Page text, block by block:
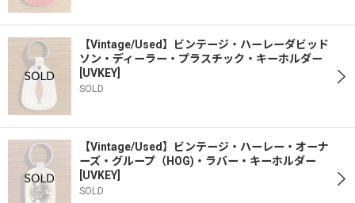
【Vintage/Used】ビンテージ・ハーレーダビッド
ソン・ディーラー・プラスチック・キーホルダー
UVKEY
SOLD
【Vintage/Used】ビンテージ・ハーレー・オーナ
ーズ・グループ（HOG)・ラバー・キーホルダー
UVKEY
SOLD